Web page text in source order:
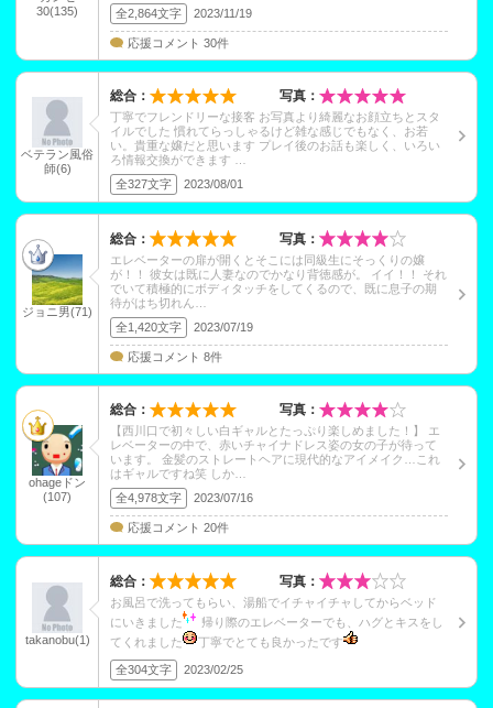
30(135)
全2,864文字
2023/11/19
応援コメント 30件
ベテラン風俗
師(6)
総合： 写真：
丁寧でフレンドリーな接客 お写真より綺麗なお顔立ちとスタ
イルでした 慣れてらっしゃるけど雑な感じでもなく、お若
い。貴重な嬢だと思います プレイ後のお話も楽しく、いろい
ろ情報交換ができます …
全327文字
2023/08/01
ジョニ男(71)
総合： 写真：
エレベーターの扉が開くとそこには同級生にそっくりの嬢
が！！ 彼女は既に人妻なのでかなり背徳感が。 イイ！！ それ
でいて積極的にボディタッチをしてくるので、既に息子の期
待がはち切れん…
全1,420文字
2023/07/19
応援コメント 8件
ohageドン
(107)
総合： 写真：
【西川口で初々しい白ギャルとたっぷり楽しめました！】 エ
レベーターの中で、赤いチャイナドレス姿の女の子が待って
います。 金髪のストレートヘアに現代的なアイメイク…これ
はギャルですね笑 しか…
全4,978文字
2023/07/16
応援コメント 20件
takanobu(1)
総合： 写真：
お風呂で洗ってもらい、湯船でイチャイチャしてからベッド
にいきました
帰り際のエレベーターでも、ハグとキスをし
てくれました
丁寧でとても良かったです
全304文字 2023/02/25